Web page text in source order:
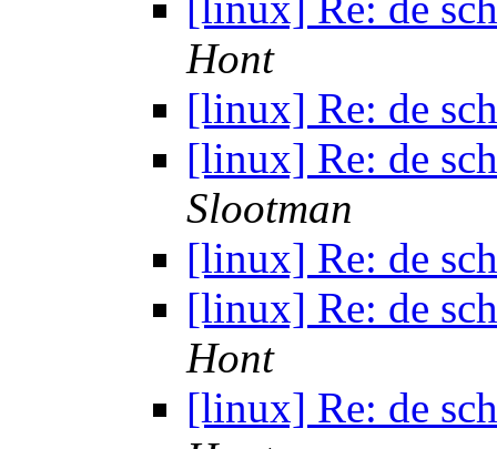
Hont
[linux] Re: de
[linux] Re: de
Slootman
[linux] Re: de
[linux] Re: de
Hont
[linux] Re: de